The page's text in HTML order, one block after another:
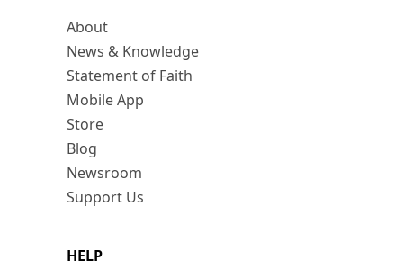
About
News & Knowledge
Statement of Faith
Mobile App
Store
Blog
Newsroom
Support Us
HELP